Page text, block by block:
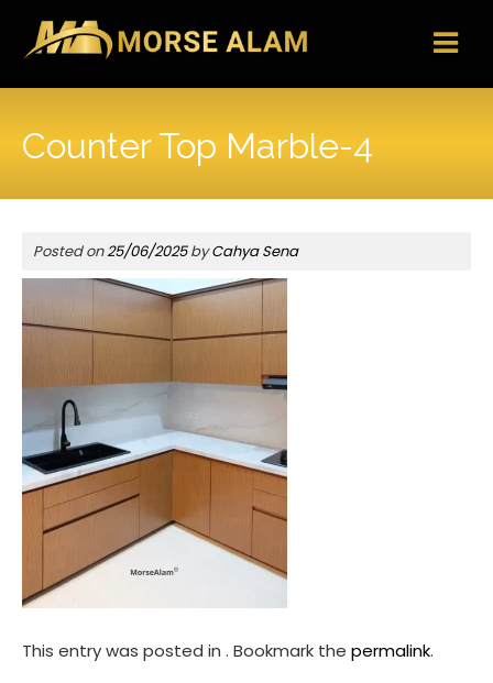
content
Counter Top Marble-4
Posted on25/06/2025byCahya Sena
This entry was posted in . Bookmark the permalink.